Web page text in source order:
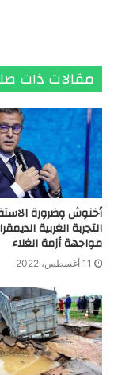
مقالات ذات
أخنوش وضرورة
التجربة الغربية
مواجهة أزمة الغلاء
11 أغسطس، 2022